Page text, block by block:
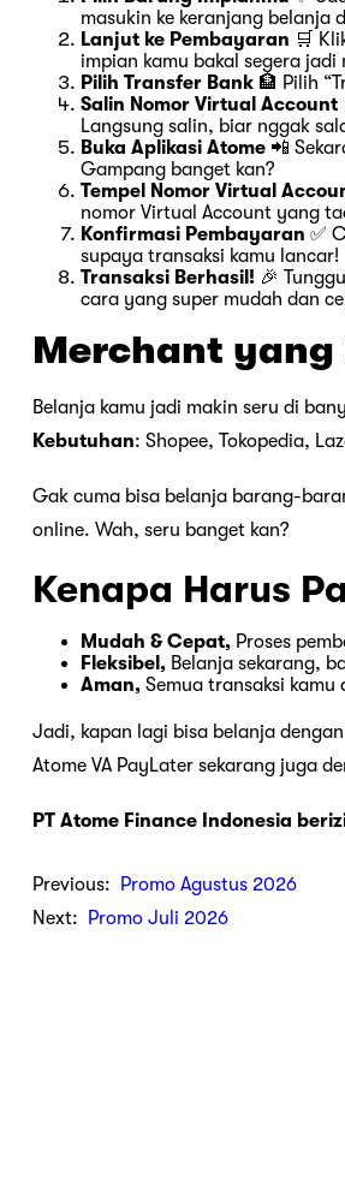
masukin ke keranjang belanja
Lanjut ke Pembayaran 🛒
impian kamu bakal segera jadi
Pilih Transfer Bank 🏦 Pilih
Salin Nomor Virtual Account
Langsung salin, biar nggak
Buka Aplikasi Atome 📲
Gampang banget kan?
Tempel Nomor Virtual
nomor Virtual Account yang
Konfirmasi Pembayaran ✅
supaya transaksi kamu lancar!
Transaksi Berhasil! 🎉
cara yang super mudah dan
Merchant yang
Belanja kamu jadi makin seru di
Kebutuhan: Shopee, Tokopedia,
Gak cuma bisa belanja barang-
online. Wah, seru banget kan?
Kenapa Harus
Mudah & Cepat, Proses
Fleksibel, Belanja sekarang,
Aman, Semua transaksi
Jadi, kapan lagi bisa belanja
Atome VA PayLater sekarang juga
PT Atome Finance Indonesia
Previous:
Promo Agustus 2026
Next:
Promo Juli 2026